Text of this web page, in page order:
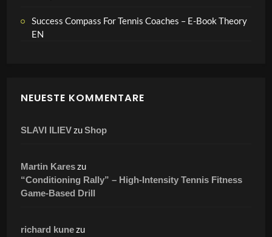
Success Compass For Tennis Coaches – E-Book Theory
EN
NEUESTE KOMMENTARE
SLAVI ILIEVzuShop
Martin Kareszu
“Conditioning Rally” – High-Intensity Tennis Fitness
Game-Based Drill
richard kunezu